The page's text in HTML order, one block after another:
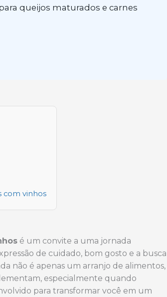
queijos maturados e carnes
com vinhos
é um convite a uma jornada
de cuidado, bom gosto e a busca
não é apenas um arranjo de alimentos,
especialmente quando
para transformar você em um